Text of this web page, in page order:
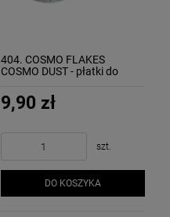
404. COSMO FLAKES
COSMO DUST - płatki do
MOLLON
9,90 zł
szt.
DO KOSZYKA